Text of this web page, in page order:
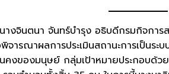
จินตนา จันทร์บำรุง อธิบดีกรมกิจการ
ารณาผลการประเมินสถานะการเป็น
คงของมนุษย์ กลุ่มเป้าหมายประกอบ